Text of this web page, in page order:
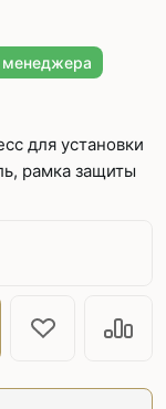
менеджера
для установки
рамка защиты